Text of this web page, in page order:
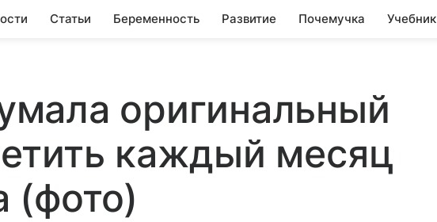
Статьи Беременность Развитие Почемучка Учебник
оригинальный
каждый месяц
(фото)